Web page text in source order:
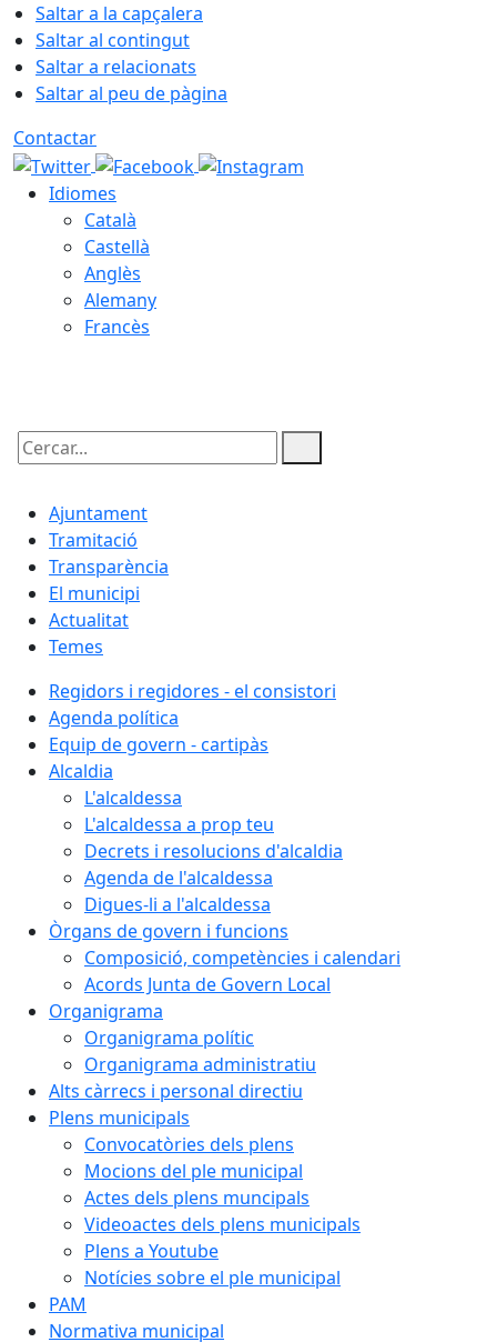
Saltar a la capçalera
Saltar al contingut
Saltar a relacionats
Saltar al peu de pàgina
Contactar
Idiomes
Català
Castellà
Anglès
Alemany
Francès
Cercar:
Ajuntament
Tramitació
Transparència
El municipi
Actualitat
Temes
Regidors i regidores - el consistori
Agenda política
Equip de govern - cartipàs
Alcaldia
L'alcaldessa
L'alcaldessa a prop teu
Decrets i resolucions d'alcaldia
Agenda de l'alcaldessa
Digues-li a l'alcaldessa
Òrgans de govern i funcions
Composició, competències i calendari
Acords Junta de Govern Local
Organigrama
Organigrama polític
Organigrama administratiu
Alts càrrecs i personal directiu
Plens municipals
Convocatòries dels plens
Mocions del ple municipal
Actes dels plens muncipals
Videoactes dels plens municipals
Plens a Youtube
Notícies sobre el ple municipal
PAM
Normativa municipal